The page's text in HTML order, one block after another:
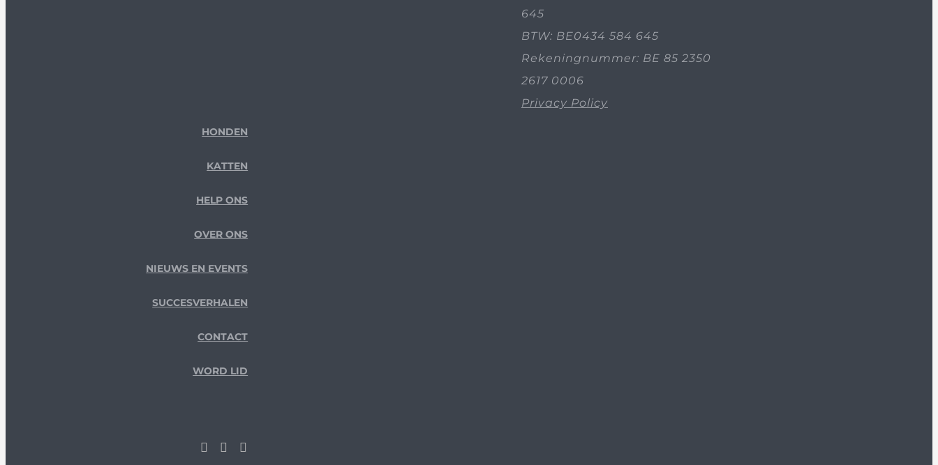
645
BTW: BE0434 584 645
Rekeningnummer: BE 85 2350
2617 0006
Privacy Policy
HONDEN
KATTEN
HELP ONS
OVER ONS
NIEUWS EN EVENTS
SUCCESVERHALEN
CONTACT
WORD LID